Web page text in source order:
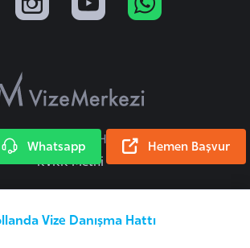
Vize Danışma Hattı
© 2026 Tüm Hakları Saklıdır.
KVKK Metni
Hemen Başvur
Whatsapp